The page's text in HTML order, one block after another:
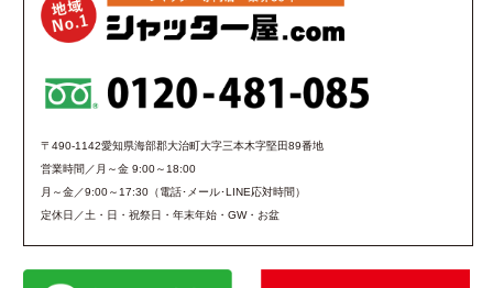
〒490-1142愛知県海部郡大治町大字三本木字堅田89番地
営業時間／月～金 9:00～18:00
月～金／9:00～17:30（電話･メール･LINE応対時間）
定休日／土・日・祝祭日・年末年始・GW・お盆